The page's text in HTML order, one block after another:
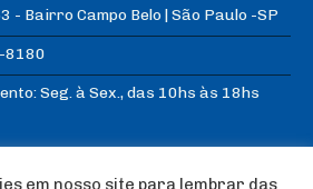
- Bairro Campo Belo | São Paulo -SP
8180
Seg. à Sex., das 10hs às 18hs
em nosso site para lembrar das